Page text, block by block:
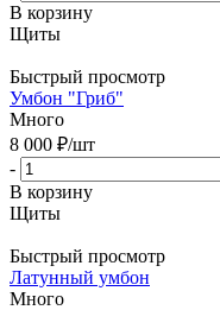
В корзину
Щиты
Быстрый просмотр
Умбон "Гриб"
Много
8 000 ₽/шт
-
В корзину
Щиты
Быстрый просмотр
Латунный умбон
Много